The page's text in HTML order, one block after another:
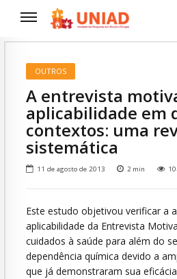
OUTROS
A entrevista
aplicabilidade em
contextos: uma
sistemática
11 de agosto de 2013 2 min
Este estudo objetivou verificar a
aplicabilidade da Entrevista
cuidados à saúde para além do
dependência química devido a
que já demonstraram sua